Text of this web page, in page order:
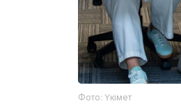
Фото: Үкімет